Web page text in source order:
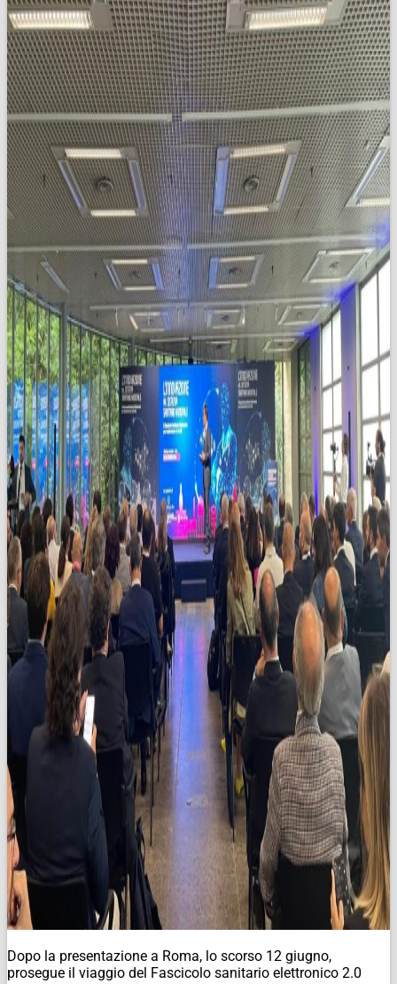
Dopo la presentazione a Roma, lo scorso 12 giugno,
prosegue il viaggio del Fascicolo sanitario elettronico 2.0